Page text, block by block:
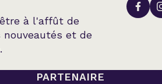
à l'affût de
nouveautés et de
PARTENAIRE